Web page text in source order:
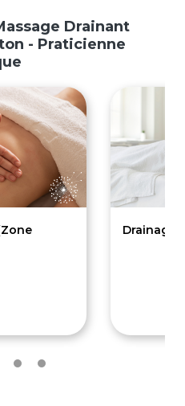
Drainant
- Praticienne
Drainage